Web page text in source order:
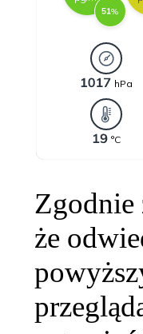
Zgodnie
że